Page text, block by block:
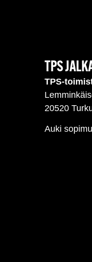
TPS
TPS-
20520
Auki